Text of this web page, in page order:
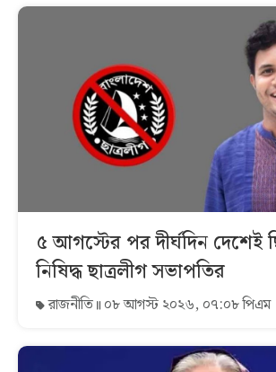
৫ আগস্টের পর দীর্ঘদিন দেশেই
নিষিদ্ধ ছাত্রলীগ সভাপতির
রাজনীতি ০৮ আগস্ট ২০২৬, ০৭:০৮ পিএম